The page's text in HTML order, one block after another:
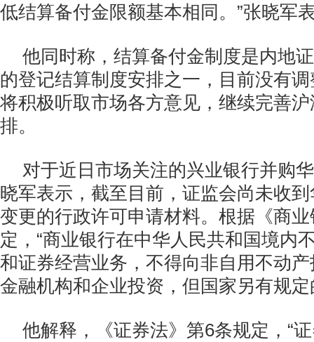
低结算备付金限额基本相同。”张晓军
他同时称，结算备付金制度是内地
的登记结算制度安排之一，目前没有
将积极听取市场各方意见，继续完善
排。
对于近日市场关注的兴业银行并购
晓军表示，截至目前，证监会尚未收
变更的行政许可申请材料。根据《商
定，“商业银行在中华人民共和国境内
和证券经营业务，不得向非自用不动
金融机构和企业投资，但国家另有规定
他解释，《证券法》第6条规定，“